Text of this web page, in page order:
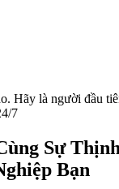
Hãy là người đầu
7
Sự
Bạn